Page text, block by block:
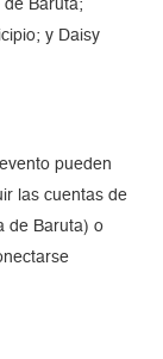
de Baruta;
y Daisy
pueden
las cuentas de
de Baruta) o